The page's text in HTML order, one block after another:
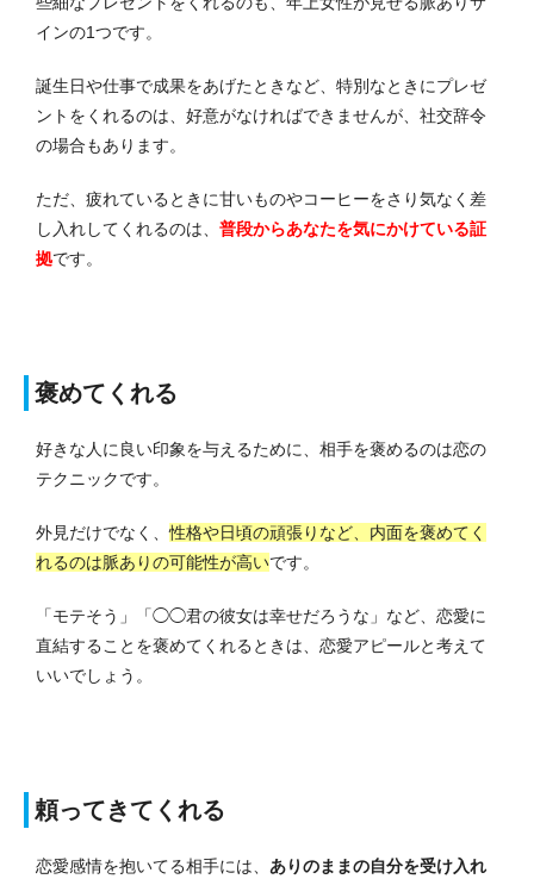
インの1つです。
誕生日や仕事で成果をあげたときなど、特別なときにプレゼ
ントをくれるのは、好意がなければできませんが、社交辞令
の場合もあります。
ただ、疲れているときに甘いものやコーヒーをさり気なく差
し入れしてくれるのは、 普段からあなたを気にかけている証
拠です。
褒めてくれる
好きな人に良い印象を与えるために、相手を褒めるのは恋の
テクニックです。
外見だけでなく、性格や日頃の頑張りなど、内面を褒めてく
れるのは脈ありの可能性が高いです。
「モテそう」「◯◯君の彼女は幸せだろうな」など、恋愛に
直結することを褒めてくれるときは、恋愛アピールと考えて
いいでしょう。
頼ってきてくれる
恋愛感情を抱いてる相手には、 ありのままの自分を受け入れ